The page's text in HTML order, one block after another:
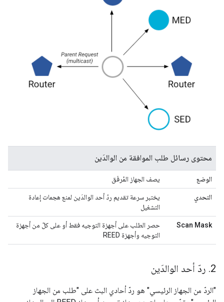
محتوى رسائل طلب الموافقة من الوالدَين
الوضع يصف الجهاز المُرفَق
التحدي
يختبر سرعة تقديم ردّ أحد الوالدَين لمنع هجمات إعادة
التشغيل
Scan Mask
حصر الطلب على أجهزة التوجيه فقط أو على كلّ من أجهزة
التوجيه وأجهزة REED
2
. ردّ أحد الوالدَين
"الردّ من الجهاز الرئيسي" هو ردّ أحادي البث على "طلب من الجهاز